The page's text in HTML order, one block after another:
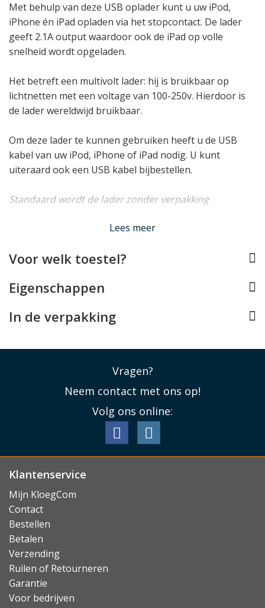
Met behulp van deze USB oplader kunt u uw iPod,
iPhone én iPad opladen via het stopcontact. De lader
geeft 2.1A output waardoor ook de iPad op volle
snelheid wordt opgeladen.
Het betreft een multivolt lader: hij is bruikbaar op
lichtnetten met een voltage van 100-250v. Hierdoor is
de lader wereldwijd bruikbaar.
Om deze lader te kunnen gebruiken heeft u de USB
kabel van uw iPod, iPhone of iPad nodig. U kunt
uiteraard ook een USB kabel bijbestellen.
Standaard wordt de lader zonder verpakking
lader in blisterverpakking te ontvangen, geef dit dan
Lees minder
Lees meer
Voor welk toestel?
Eigenschappen
In de verpakking
Vragen?
Neem contact met ons op!
Volg ons online:
Klantenservice
Mijn KloegCom
Contact
Bestellen
Betalen
Verzending
Ruilen of Retourneren
Garantie
Voor bedrijven